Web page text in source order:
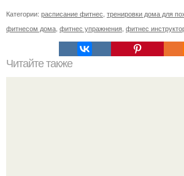
Категории: расписание фитнес тренировки дома для
фитнесом дома фитнес упражнения фитнес
Читайте также